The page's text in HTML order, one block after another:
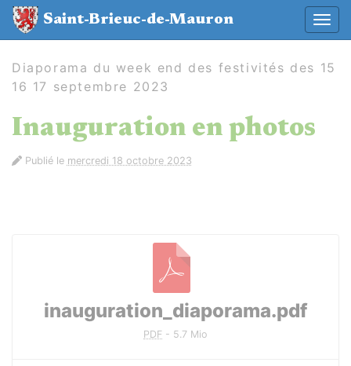
Saint-Brieuc-de-Mauron
Diaporama du week end des festivités des 15
16 17 septembre 2023
Inauguration en photos
Publié le mercredi 18 octobre 2023
Documents à télécharger
inauguration_diaporama.pdf
PDF - 5.7 Mio
Panneau de gestion des cookies